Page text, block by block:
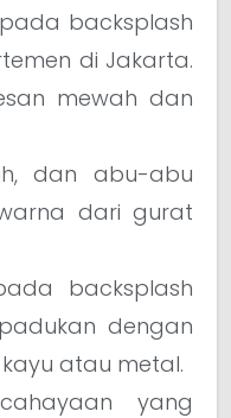
backsplash
di Jakarta.
mewah dan
dan abu-abu
dari gurat
backsplash
dengan
atau metal.
yang